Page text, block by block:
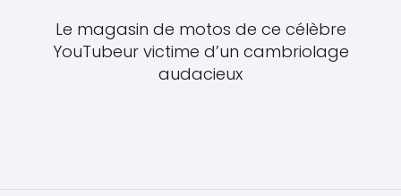
Le magasin de motos de ce célèbre
YouTubeur victime d’un cambriolage
audacieux